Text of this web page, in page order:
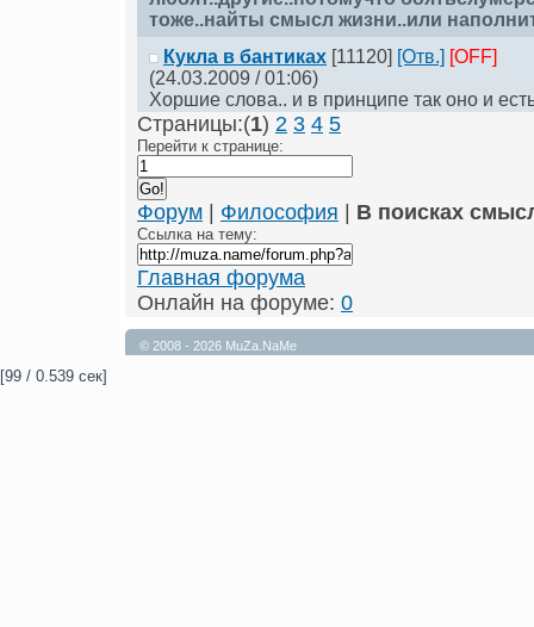
тоже..найты смысл жизни..или
Кукла в бантиках [11120] [Отв.] [OFF]
(24.03.2009 / 01:06)
Хоршие слова.. и в принципе так оно и
Страницы:(1) 2 3 4 5
Перейти к странице:
Форум Философия В поисках
Ссылка на тему:
Главная форума
Онлайн на форуме: 0
© 2008 - 2026 MuZa.NaMe
[99 / 0.539 сек]